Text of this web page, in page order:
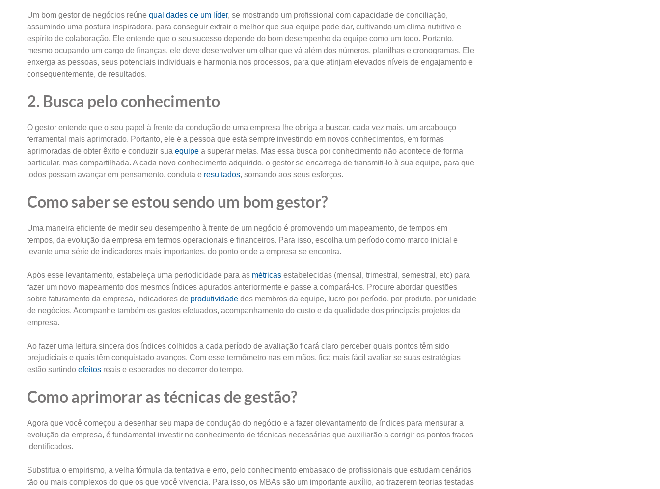
Um bom gestor de negócios reúne qualidades de um líder, se mostrando um profissional com capacidade de conciliação,
assumindo uma postura inspiradora, para conseguir extrair o melhor que sua equipe pode dar, cultivando um clima nutritivo e
espírito de colaboração. Ele entende que o seu sucesso depende do bom desempenho da equipe como um todo. Portanto,
mesmo ocupando um cargo de finanças, ele deve desenvolver um olhar que vá além dos números, planilhas e cronogramas. Ele
enxerga as pessoas, seus potenciais individuais e harmonia nos processos, para que atinjam elevados níveis de engajamento e
consequentemente, de resultados.
2. Busca pelo conhecimento
O gestor entende que o seu papel à frente da condução de uma empresa lhe obriga a buscar, cada vez mais, um arcabouço
ferramental mais aprimorado. Portanto, ele é a pessoa que está sempre investindo em novos conhecimentos, em formas
aprimoradas de obter êxito e conduzir sua equipe a superar metas. Mas essa busca por conhecimento não acontece de forma
particular, mas compartilhada. A cada novo conhecimento adquirido, o gestor se encarrega de transmiti-lo à sua equipe, para que
todos possam avançar em pensamento, conduta e resultados, somando aos seus esforços.
Como saber se estou sendo um bom gestor?
Uma maneira eficiente de medir seu desempenho à frente de um negócio é promovendo um mapeamento, de tempos em
tempos, da evolução da empresa em termos operacionais e financeiros. Para isso, escolha um período como marco inicial e
levante uma série de indicadores mais importantes, do ponto onde a empresa se encontra.
Após esse levantamento, estabeleça uma periodicidade para as métricas estabelecidas (mensal, trimestral, semestral, etc) para
fazer um novo mapeamento dos mesmos índices apurados anteriormente e passe a compará-los. Procure abordar questões
sobre faturamento da empresa, indicadores de produtividade dos membros da equipe, lucro por período, por produto, por unidade
de negócios. Acompanhe também os gastos efetuados, acompanhamento do custo e da qualidade dos principais projetos da
empresa.
Ao fazer uma leitura sincera dos índices colhidos a cada período de avaliação ficará claro perceber quais pontos têm sido
prejudiciais e quais têm conquistado avanços. Com esse termômetro nas em mãos, fica mais fácil avaliar se suas estratégias
estão surtindo efeitos reais e esperados no decorrer do tempo.
Como aprimorar as técnicas de gestão?
Agora que você começou a desenhar seu mapa de condução do negócio e a fazer olevantamento de índices para mensurar a
evolução da empresa, é fundamental investir no conhecimento de técnicas necessárias que auxiliarão a corrigir os pontos fracos
identificados.
Substitua o empirismo, a velha fórmula da tentativa e erro, pelo conhecimento embasado de profissionais que estudam cenários
tão ou mais complexos do que os que você vivencia. Para isso, os MBAs são um importante auxílio, ao trazerem teorias testadas